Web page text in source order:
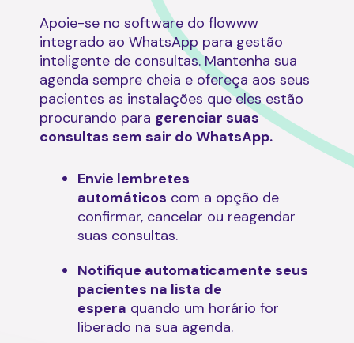
Apoie-se no software do flowww
integrado ao WhatsApp para gestão
inteligente de consultas. Mantenha sua
agenda sempre cheia e ofereça aos seus
pacientes as instalações que eles estão
procurando para gerenciar suas
consultas sem sair do WhatsApp.
Envie lembretes
automáticos com a opção de
confirmar, cancelar ou reagendar
suas consultas.
Notifique automaticamente seus
pacientes na lista de
espera quando um horário for
liberado na sua agenda.